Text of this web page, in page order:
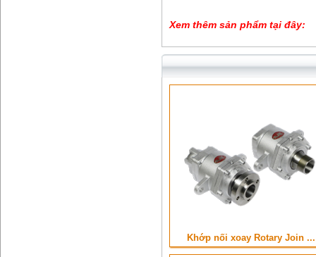
Xem thêm sản phẩm tại đây:
Khớp nối xoay Rotary Join ...